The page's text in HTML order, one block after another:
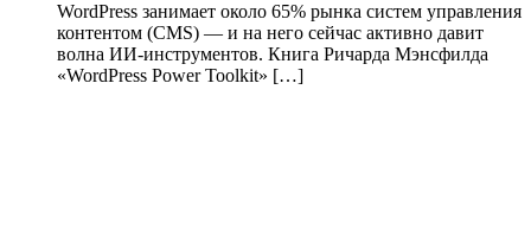
WordPress занимает около 65% рынка систем управления
контентом (CMS) — и на него сейчас активно давит
волна ИИ‑инструментов. Книга Ричарда Мэнсфилда
«WordPress Power Toolkit» […]